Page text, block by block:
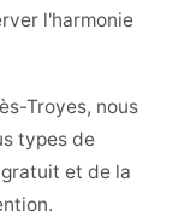
l'harmonie
Troyes, nous
types de
et de la